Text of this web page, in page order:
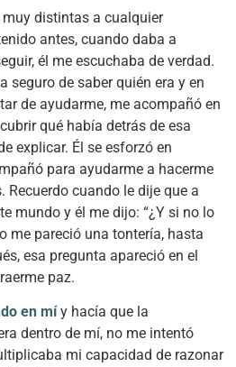
distintas a cualquier
antes, cuando daba a
él me escuchaba de verdad.
seguro de saber quién era y en
de ayudarme, me acompañó en
qué había detrás de esa
explicar. Él se esforzó en
para ayudarme a hacerme
Recuerdo cuando le dije que a
mundo y él me dijo: “¿Y si no lo
me pareció una tontería, hasta
esa pregunta apareció en el
paz.
en míy hacía que la
dentro de mí, no me intentó
mi capacidad de razonar